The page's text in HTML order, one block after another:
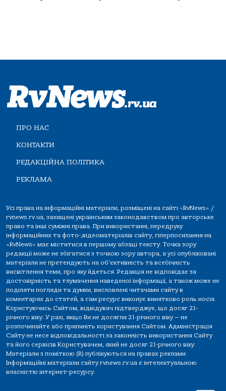
ПРО НАС
КОНТАКТИ
РЕДАКЦІЙНА ПОЛІТИКА
РЕКЛАМА
Усі права на інформаційні матеріали, розміщені на сайті «RvNews» /
rvnews.rv.ua, захищені українським законодавством про авторське
право та інші суміжні права. При використанні, передруку
інформаційних та фото-,відеоматеріалів сайту, гіперпосилання на
«RvNews» має міститися в першому абзаці тексту. Точка зору
редакції може не збігатися з точкою зору автора, а усі опубліковані
матеріали не претендують на об'єктивність та всебічність
висвітлення теми, про яку йдеться. Редакція не відповідає за
достовірність та тлумачення наведеної інформації, а також може не
поділяти погляди та думки, висловлені читачами сайту в
коментарях до статей, а сам ресурс виконує винятково роль носія.
Користуючись Сайтом, відвідувач підтверджує, що досяг 21-
річного віку. У разі, якщо Ви не досягли 21-річного віку — не
розпочинайте або припиніть користування Сайтом. Адміністрація
Сайту не несе відповідальності за законність використання Сайту
та його сервісів Користувачем, який не досяг 21-річного віку.
Матеріали з поміткою (R) публікуються на правах реклами.
Інформаційні матеріали сайту rvnews.rv.ua є інтелектуальною
власністю інтернет-ресурсу.